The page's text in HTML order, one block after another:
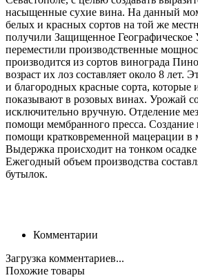
насыщенные сухие вина. На данный
белых и красных сортов на той же
получили Защищенное
переместили производственные
производится из сортов винограда
возраст их лоз составляет около 8 лет.
и благородных красные сорта, которые
показывают в розовых винах. Урожай
исключительно вручную. Отделение
помощи мембранного пресса. Создание
помощи кратковременной мацерации в
Выдержка происходит на тонком
Ежегодный объем производства
бутылок.
Комментарии
Загрузка комментариев...
Похожие товары